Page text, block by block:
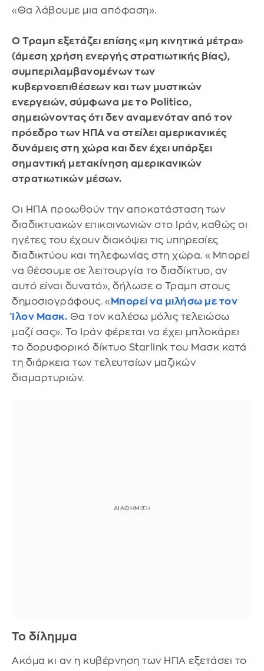
«Θα λάβουμε μια απόφαση».
Ο Τραμπ εξετάζει επίσης «μη κινητικά μέτρα»
(άμεση χρήση ενεργής στρατιωτικής βίας),
συμπεριλαμβανομένων των
κυβερνοεπιθέσεων και των μυστικών
ενεργειών, σύμφωνα με το Politico,
σημειώνοντας ότι δεν αναμενόταν από τον
πρόεδρο των ΗΠΑ να στείλει αμερικανικές
δυνάμεις στη χώρα και δεν έχει υπάρξει
σημαντική μετακίνηση αμερικανικών
στρατιωτικών μέσων.
Οι ΗΠΑ προωθούν την αποκατάσταση των
διαδικτυακών επικοινωνιών στο Ιράν, καθώς οι
ηγέτες του έχουν διακόψει τις υπηρεσίες
διαδικτύου και τηλεφωνίας στη χώρα. «Μπορεί
να θέσουμε σε λειτουργία το διαδίκτυο, αν
αυτό είναι δυνατό», δήλωσε ο Τραμπ στους
δημοσιογράφους. « Μπορεί να μιλήσω με τον
Ίλον Μασκ. Θα τον καλέσω μόλις τελειώσω
μαζί σας». Το Ιράν φέρεται να έχει μπλοκάρει
το δορυφορικό δίκτυο Starlink του Μασκ κατά
τη διάρκεια των τελευταίων μαζικών
διαμαρτυριών.
Το δίλημμα
Ακόμα κι αν η κυβέρνηση των ΗΠΑ εξετάσει το